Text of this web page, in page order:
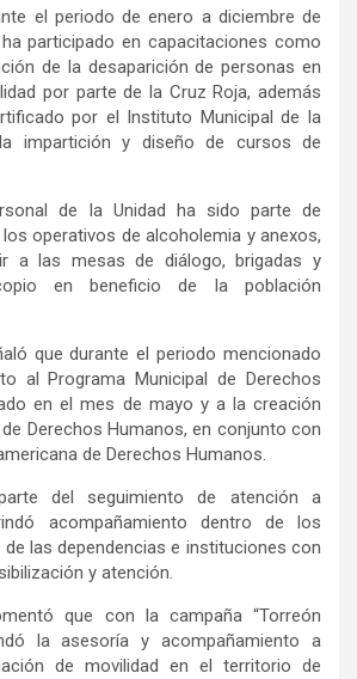
el periodo de enero a diciembre de
participado en capacitaciones como
de la desaparición de personas en
por parte de la Cruz Roja, además
por el Instituto Municipal de la
impartición y diseño de cursos de
de la Unidad ha sido parte de
operativos de alcoholemia y anexos,
a las mesas de diálogo, brigadas y
en beneficio de la población
que durante el periodo mencionado
al Programa Municipal de Derechos
en el mes de mayo y a la creación
Derechos Humanos, en conjunto con
de Derechos Humanos.
del seguimiento de atención a
acompañamiento dentro de los
las dependencias e instituciones con
y atención.
que con la campaña “Torreón
la asesoría y acompañamiento a
de movilidad en el territorio de